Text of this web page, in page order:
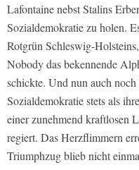
Lafontaine nebst Stalins
Sozialdemokratie zu holen.
Rotgrün Schleswig-
Nobody das bekennende
schickte. Und nun auch
Sozialdemokratie stets als
einer zunehmend kraftlosen
regiert. Das Herzflimmern
Triumphzug blieb nicht